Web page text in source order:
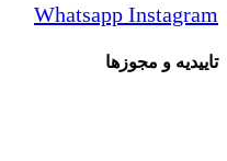
Whatsapp Instagram
تاییدیه و مجوزها